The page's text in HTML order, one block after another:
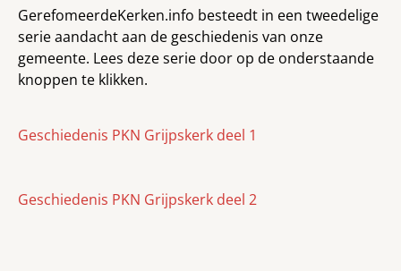
GerefomeerdeKerken.info besteedt in een tweedelige
serie aandacht aan de geschiedenis van onze
gemeente. Lees deze serie door op de onderstaande
knoppen te klikken.
Geschiedenis PKN Grijpskerk deel 1
Geschiedenis PKN Grijpskerk deel 2